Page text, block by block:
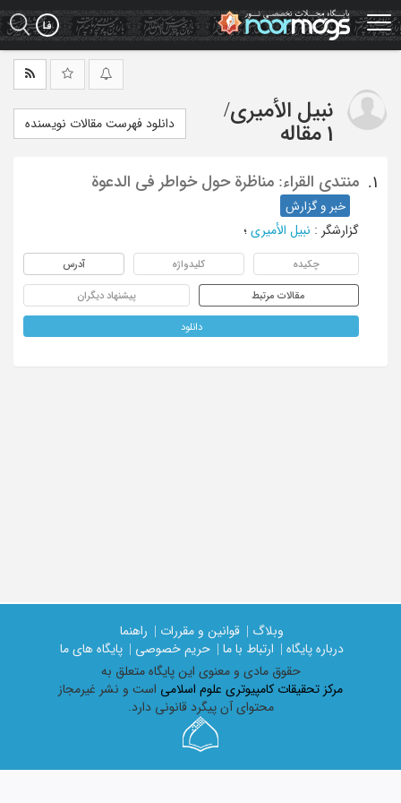
Skip
to
main
نبیل الأمیری/
1 مقاله
دانلود فهرست مقالات نویسنده
1. منتدی القراء: مناظرة حول خواطر فی الدعوة
خبر و گزارش
گزارشگر : نبیل الأمیری ؛
چکیده کلیدواژه آدرس
مقالات مرتبط پیشنهاد دیگران
دانلود
وبلاگ | قوانین و مقررات |
راهنما
درباره پایگاه |
ارتباط با ما | حریم خصوصی |
پایگاه های ما
حقوق مادی و معنوی اين پايگاه متعلق به
مرکز تحقیقات کامپیوتری علوم اسلامی است و نشر غیرمجاز
محتوای آن پیگرد قانونی دارد.